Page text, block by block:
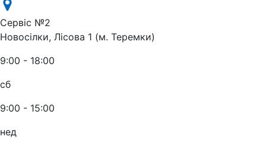
Сервіс №2
Новосілки, Лісова 1 (м. Теремки)
9:00 - 18:00
сб
9:00 - 15:00
нед